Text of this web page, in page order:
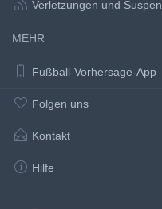
Verletzungen und Suspensionen
MEHR
Fußball-Vorhersage-App
Folgen uns
Kontakt
Hilfe